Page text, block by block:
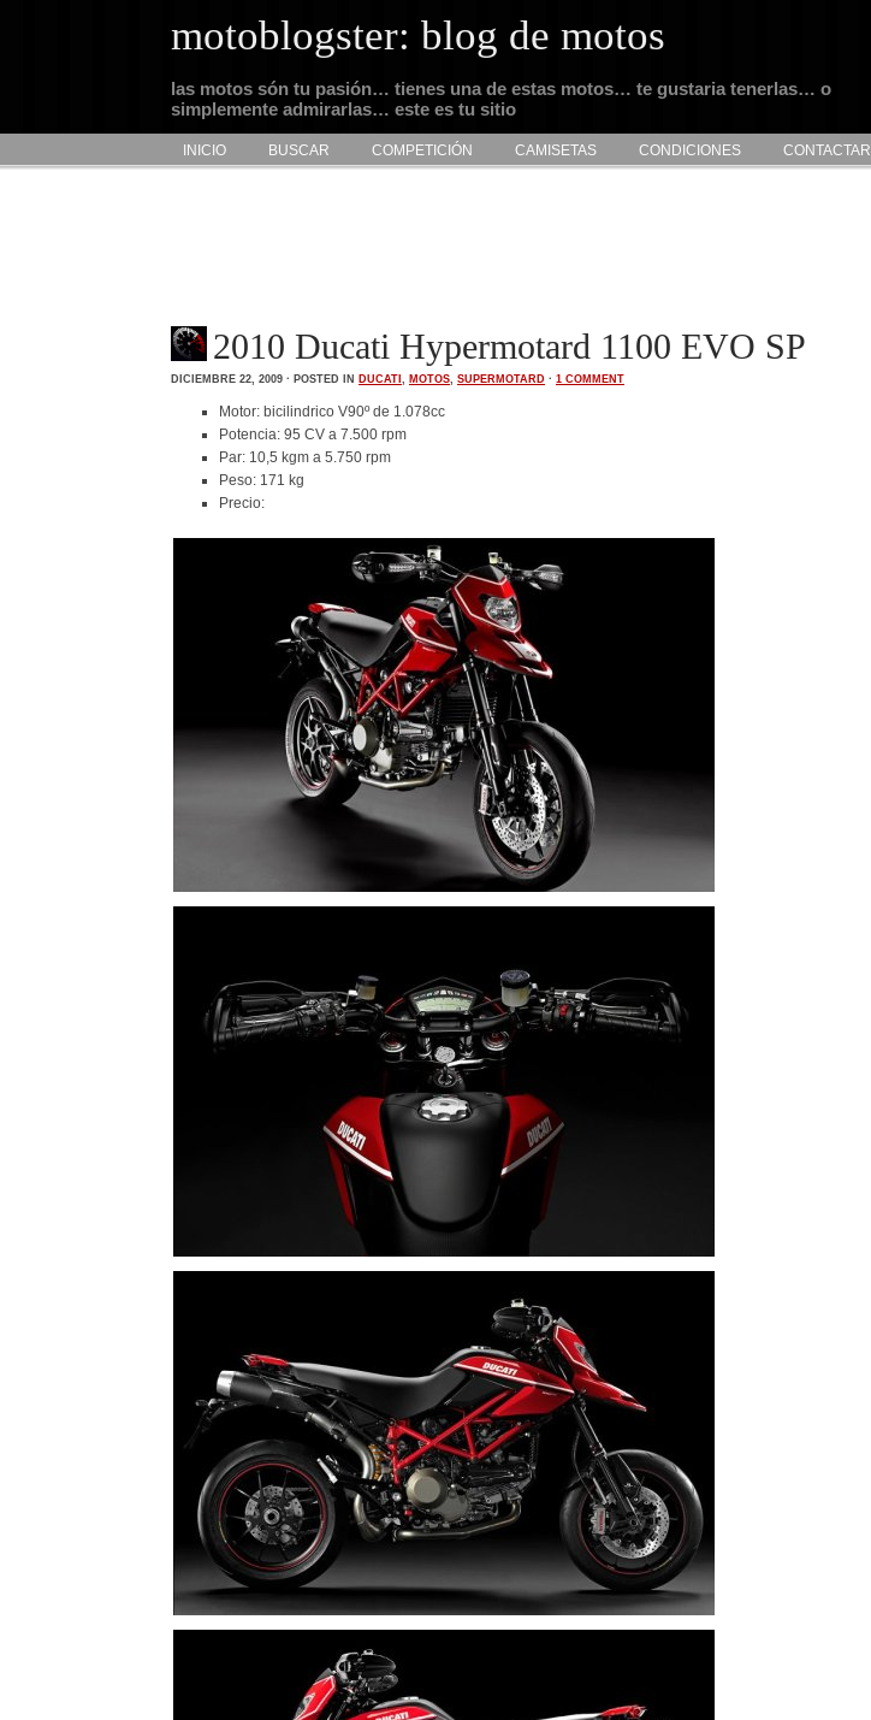
motoblogster: blog de motos
las motos són tu pasión… tienes una de estas motos… te gustaria tenerlas… o
simplemente admirarlas… este es tu sitio
INICIO BUSCAR COMPETICIÓN CAMISETAS CONDICIONES CONTACTAR
2010 Ducati Hypermotard 1100 EVO SP
DICIEMBRE 22, 2009 · POSTED IN DUCATI , MOTOS, SUPERMOTARD · 1 COMMENT
Motor: bicilindrico V90º de 1.078cc
Potencia: 95 CV a 7.500 rpm
Par: 10,5 kgm a 5.750 rpm
Peso: 171 kg
Precio: